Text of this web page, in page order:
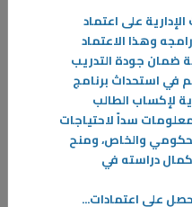
جهود أجهزتها المعنية لتحقيق
والخاصة
على اعتماد
وهذا الاعتماد
ضمان جودة التدريب
في استحداث برنامج
لإكساب الطالب
سداً لاحتياجات
والخاص، ومنح
دراسته في
على اعتمادات...